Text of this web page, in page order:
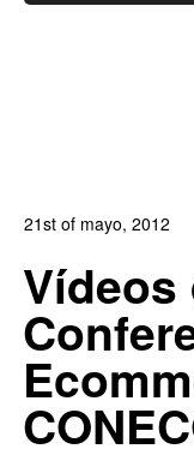
21st of mayo, 2012
Posicionamiento
0
0
Vídeos